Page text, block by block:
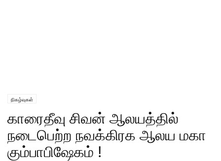
நிகழ்வுகள்
காரைதீவு சிவன் ஆலயத்தில்
நடைபெற்ற நவக்கிரக ஆலய மகா
கும்பாபிஷேகம் !